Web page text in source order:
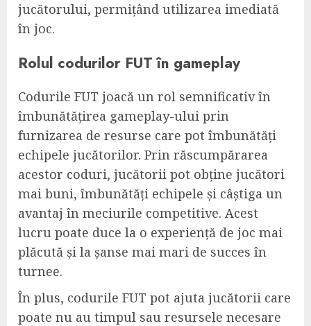
jucătorului, permițând utilizarea imediată
în joc.
Rolul codurilor FUT în gameplay
Codurile FUT joacă un rol semnificativ în
îmbunătățirea gameplay-ului prin
furnizarea de resurse care pot îmbunătăți
echipele jucătorilor. Prin răscumpărarea
acestor coduri, jucătorii pot obține jucători
mai buni, îmbunătăți echipele și câștiga un
avantaj în meciurile competitive. Acest
lucru poate duce la o experiență de joc mai
plăcută și la șanse mai mari de succes în
turnee.
În plus, codurile FUT pot ajuta jucătorii care
poate nu au timpul sau resursele necesare